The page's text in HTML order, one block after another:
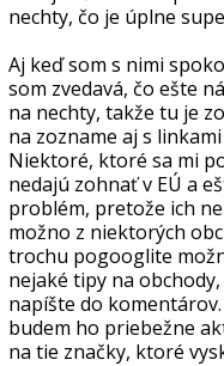
nechty, čo je úplne
Aj keď som s nimi
som zvedavá, čo ešte
na nechty, takže tu je
na zozname aj s
Niektoré, ktoré sa mi
nedajú zohnať v EÚ a
problém, pretože ich
možno z niektorých
trochu pogooglite
nejaké tipy na
napíšte do
budem ho priebežne
na tie značky, ktoré